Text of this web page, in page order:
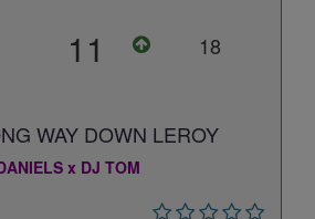
11 18
WAY DOWN LEROY
x DJ TOM